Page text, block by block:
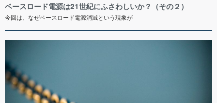
ベースロード電源は21世紀にふさわしいか？（その２）
今回は、なぜベースロード電源消滅という現象が